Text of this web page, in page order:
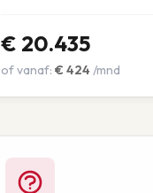
€ 20.435
of vanaf: € 424 /mnd